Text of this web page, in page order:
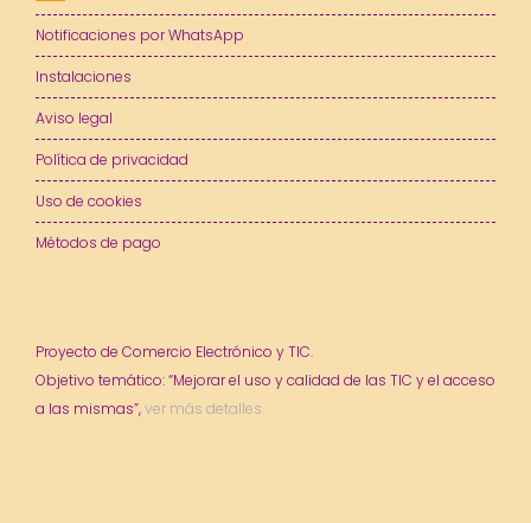
Notificaciones por WhatsApp
Instalaciones
Aviso legal
Política de privacidad
Uso de cookies
Métodos de pago
Proyecto de Comercio Electrónico y TIC.
Objetivo temático: “Mejorar el uso y calidad de las TIC y el acceso
a las mismas”,ver más detalles.